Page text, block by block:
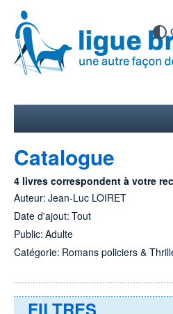
Catalogue
4 livres correspondent à votre
Auteur: Jean-Luc LOIRET
Date d'ajout: Tout
Public: Adulte
Catégorie: Romans policiers &
FILTRES